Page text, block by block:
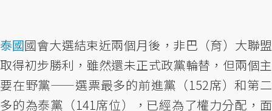
泰國國會大選結束近兩個月後，非巴（育）大聯盟
取得初步勝利，雖然還未正式政黨輪替，但兩個主
要在野黨——選票最多的前進黨（152席）和第二
多的為泰黨（141席位），已經為了權力分配，面